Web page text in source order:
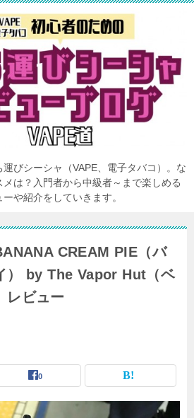
びシーシャ（VAPE、電子タバコ）。な
は？入門者から中級者～まで楽しめる
や紹介をしていきます。
CREAM PIE（バ
） by The Vapor Hut（ベ
レビュー
0